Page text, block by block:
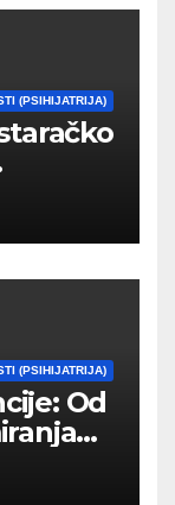
(PSIHIJATRIJA)
(PSIHIJATRIJA)
Od